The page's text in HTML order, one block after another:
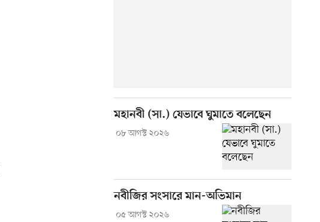
মহানবী (সা.) যেভাবে ঘুমাতে বলেছেন
০৮ আগস্ট ২০২৬
নবীজির সংসারে মান-অভিমান
০৫ আগস্ট ২০২৬